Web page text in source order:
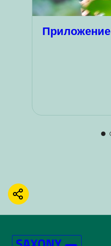
Приложение
ПОДЕЛИТЬСЯ